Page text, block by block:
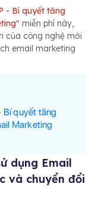
- Bí quyết tăng
miễn phí này,
của công nghệ mới
email marketing
Bí quyết tăng
Marketing
dụng Email
và chuyển đổi